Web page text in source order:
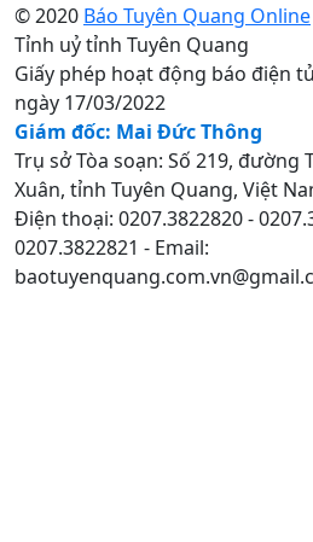
© 2020 Báo Tuyên Quang Online
Tỉnh uỷ tỉnh Tuyên Quang
Giấy phép hoạt động báo điện
ngày 17/03/2022
Giám đốc: Mai Đức Thông
Trụ sở Tòa soạn: Số 219, đường
Xuân, tỉnh Tuyên Quang, Việt
Điện thoại: 0207.3822820 -
0207.3822821 - Email: